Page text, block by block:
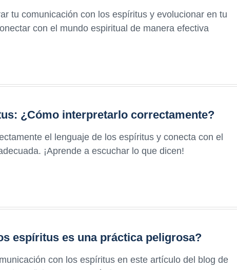
tu comunicación con los espíritus y evolucionar en tu
con el mundo espiritual de manera efectiva
¿Cómo interpretarlo correctamente?
el lenguaje de los espíritus y conecta con el
¡Aprende a escuchar lo que dicen!
espíritus es una práctica peligrosa?
con los espíritus en este artículo del blog de